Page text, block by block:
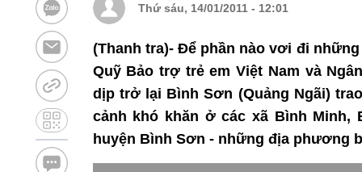
Thứ sáu, 14/01/2011 - 12:01
(Thanh tra)- Để phần nào vơi đi
Quỹ Bảo trợ trẻ em Việt Nam và
dịp trở lại Bình Sơn (Quảng Ngãi)
cảnh khó khăn ở các xã Bình Minh,
huyện Bình Sơn - những địa phương